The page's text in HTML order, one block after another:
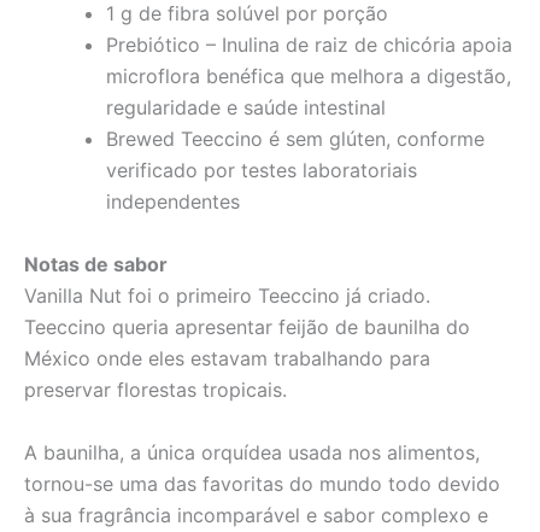
1 g de fibra solúvel por porção
Prebiótico – Inulina de raiz de chicória apoia
microflora benéfica que melhora a digestão,
regularidade e saúde intestinal
Brewed Teeccino é sem glúten, conforme
verificado por testes laboratoriais
independentes
Notas de sabor
Vanilla Nut foi o primeiro Teeccino já criado.
Teeccino queria apresentar feijão de baunilha do
México onde eles estavam trabalhando para
preservar florestas tropicais.
A baunilha, a única orquídea usada nos alimentos,
tornou-se uma das favoritas do mundo todo devido
à sua fragrância incomparável e sabor complexo e